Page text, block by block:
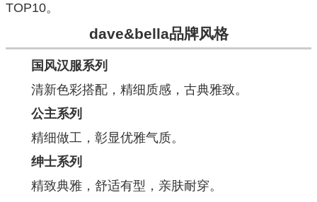
TOP10。
dave&bella品牌风格
国风汉服系列
清新色彩搭配，精细质感，古典雅致。
公主系列
精细做工，彰显优雅气质。
绅士系列
精致典雅，舒适有型，亲肤耐穿。